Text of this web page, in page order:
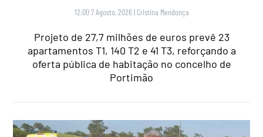
12:00 7 Agosto, 2026 | Cristina Mendonça
Projeto de 27,7 milhões de euros prevê 23
apartamentos T1, 140 T2 e 41 T3, reforçando a
oferta pública de habitação no concelho de
Portimão